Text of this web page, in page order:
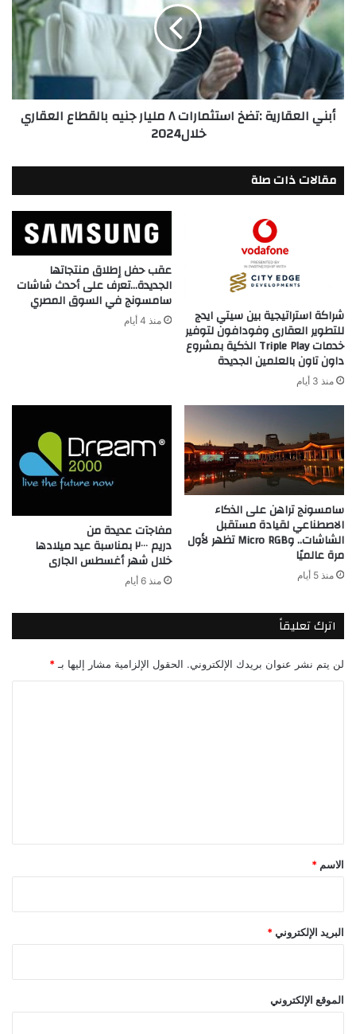
استثمارات
مليار
جنيه
بالقطاع
العقاري
خلال2024
أبني العقارية :تضخ استثمارات ٨ مليار جنيه بالقطاع العقاري
خلال2024
مقالات ذات صلة
شراكة استراتيجية بين سيتي ايدج
للتطوير العقارى وفودافون لتوفير
خدمات Triple Play الذكية بمشروع
داون تاون بالعلمين الجديدة
منذ 3 أيام
عقب حفل إطلاق منتجاتها
الجديدة…تعرف على أحدث شاشات
سامسونج في السوق المصري
منذ 4 أيام
سامسونج تراهن على الذكاء
الاصطناعي لقيادة مستقبل
الشاشات.. وMicro RGB تظهر لأول
مرة عالميًا
منذ 5 أيام
مفاجآت عديدة من
دريم ٢٠٠٠ بمناسبة عيد ميلادها
خلال شهر أغسطس الجارى
منذ 6 أيام
اترك تعليقاً
لن يتم نشر عنوان بريدك الإلكتروني. الحقول الإلزامية مشار إليها بـ *
*
الاسم *
البريد الإلكتروني *
الموقع الإلكتروني